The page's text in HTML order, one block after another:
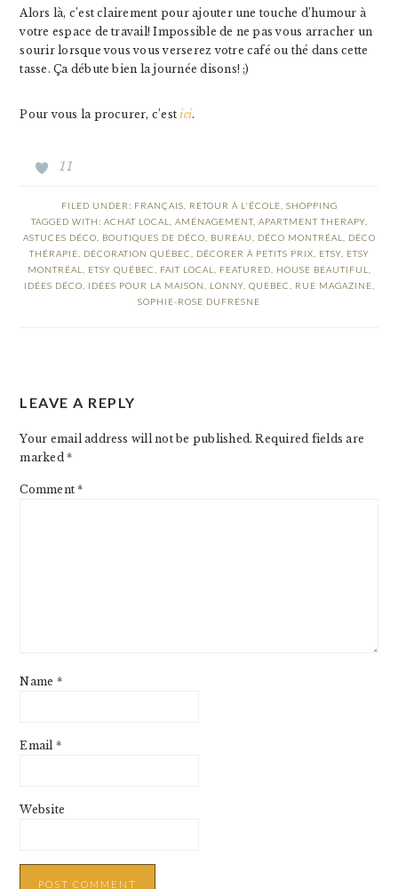
Alors là, c’est clairement pour ajouter une touche d’humour à
votre espace de travail! Impossible de ne pas vous arracher un
sourir lorsque vous vous verserez votre café ou thé dans cette
tasse. Ça débute bien la journée disons! ;)
Pour vous la procurer, c’estici.
11
FILED UNDER: FRANÇAIS RETOUR À L'ÉCOLE SHOPPING
TAGGED WITH: ACHAT LOCAL AMÉNAGEMENT, APARTMENT THERAPY,
ASTUCES DÉCO
BOUTIQUES DE DÉCO BUREAU DÉCO MONTRÉAL
DÉCO
THÉRAPIE
DÉCORATION QUÉBEC DÉCORER À PETITS PRIX ETSY, ETSY
MONTRÉAL
ETSY QUÉBEC FAIT LOCAL FEATURED HOUSE BEAUTIFUL
IDÉES DÉCO
IDÉES POUR LA MAISON LONNY, QUEBEC RUE MAGAZINE
SOPHIE-ROSE DUFRESNE
INTERACTIONS
LEAVE A REPLY
Your email address will not be published. Required fields are
marked*
Comment*
Name *
Email *
Website